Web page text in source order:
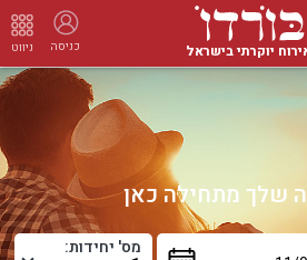
יוקרתי בישראל כניסה ניווט
שלך מתחילה כאן
מס' יחידות: